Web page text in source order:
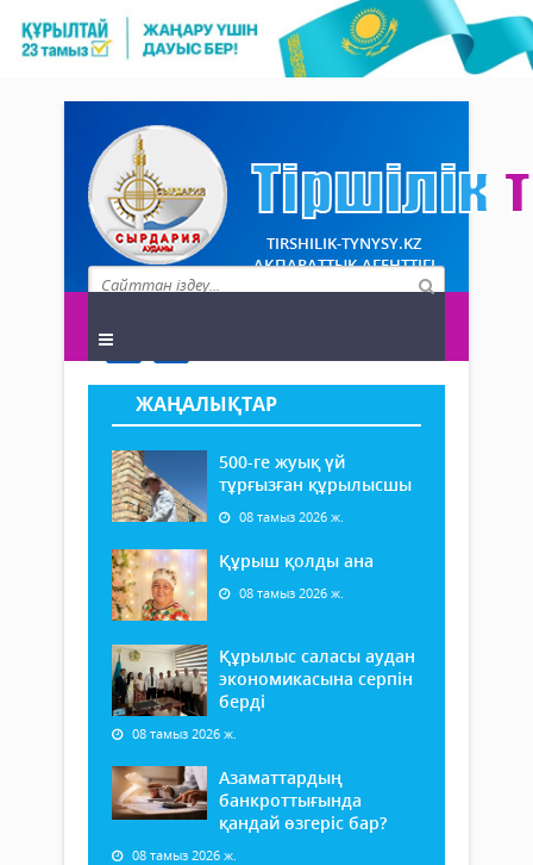
TIRSHILIK-TYNYSY.KZ
АҚПАРАТТЫҚ АГЕНТТІГІ
ЖАҢАЛЫҚТАР
500-ге жуық үй
тұрғызған құрылысшы
08 тамыз 2026 ж.
Құрыш қолды ана
08 тамыз 2026 ж.
Құрылыс саласы аудан
экономикасына серпін
берді
08 тамыз 2026 ж.
Азаматтардың
банкроттығында
қандай өзгеріс бар?
08 тамыз 2026 ж.